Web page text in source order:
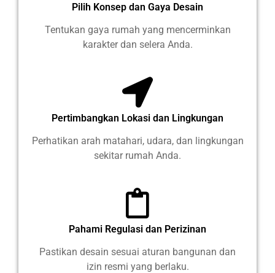
Pilih Konsep dan Gaya Desain
Tentukan gaya rumah yang mencerminkan
karakter dan selera Anda.
Pertimbangkan Lokasi dan Lingkungan
Perhatikan arah matahari, udara, dan lingkungan
sekitar rumah Anda.
Pahami Regulasi dan Perizinan
Pastikan desain sesuai aturan bangunan dan
izin resmi yang berlaku.